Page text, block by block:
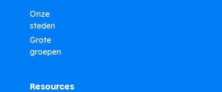
Onze
steden
Grote
groepen
Resources